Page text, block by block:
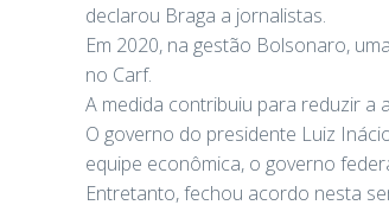
declarou Braga a jornalistas.
Em 2020, na gestão Bolsonaro,
no Carf.
A medida contribuiu para reduzir a
O governo do presidente Luiz
equipe econômica, o governo
Entretanto, fechou acordo nesta